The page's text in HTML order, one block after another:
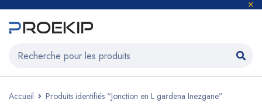
Accueil Produits identifiés “Jonction en L gardena Inezgane”